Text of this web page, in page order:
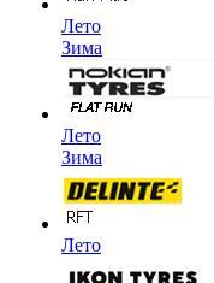
Лето
Зима
Лето
Зима
Лето